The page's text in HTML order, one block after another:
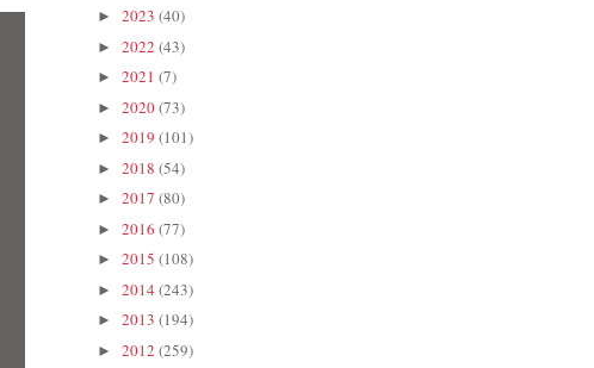
► 2023 (40)
► 2022 (43)
► 2021 (7)
► 2020(73)
► 2019 (101)
► 2018 (54)
► 2017 (80)
► 2016 (77)
► 2015 (108)
► 2014 (243)
► 2013 (194)
► 2012 (259)